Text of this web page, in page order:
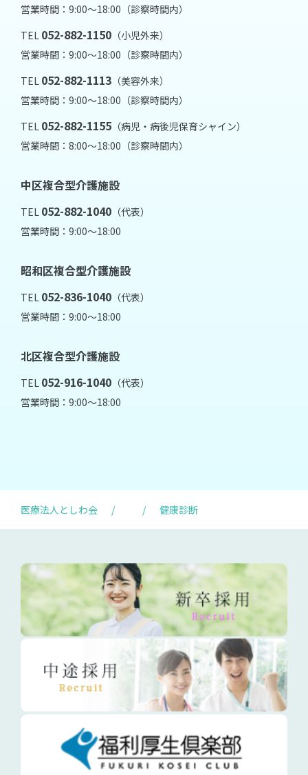
営業時間：9:00～18:00（診察時間内）
TEL 052-882-1150 （小児外来）
営業時間：9:00～18:00（診察時間内）
TEL 052-882-1113 （美容外来）
営業時間：9:00～18:00（診察時間内）
TEL 052-882-1155 （病児・病後児保育シャイン）
営業時間：8:00～18:00（診察時間内）
中区複合型介護施設
TEL 052-882-1040 （代表）
営業時間：9:00～18:00
昭和区複合型介護施設
TEL 052-836-1040 （代表）
営業時間：9:00～18:00
北区複合型介護施設
TEL 052-916-1040 （代表）
営業時間：9:00～18:00
医療法人としわ会 / / 健康診断